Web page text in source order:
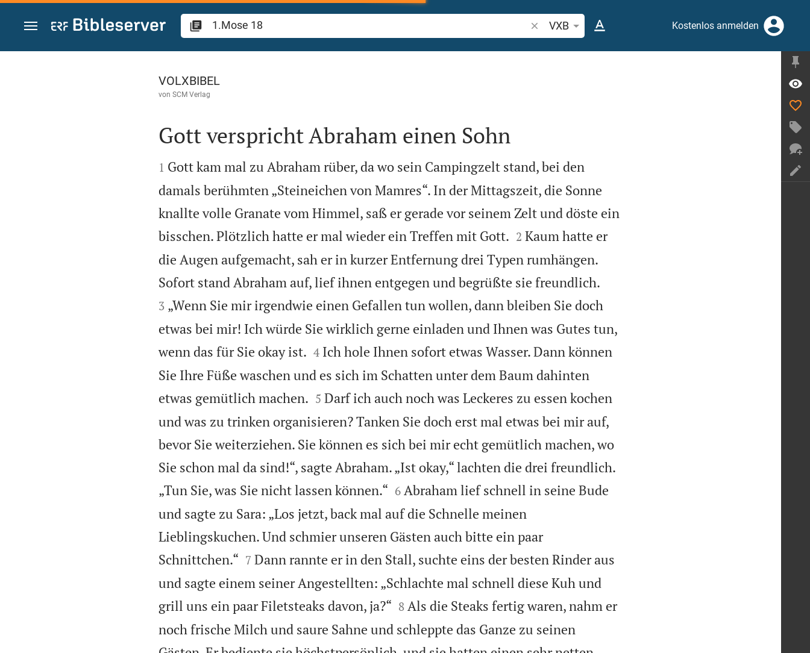
Zum Inhalt springen
Bibelstelle oder Begriff suchen
VXB Kostenlos anmelden
1.Mose 18
VOLXBIBEL
von SCM Verlag

Gott verspricht Abraham einen Sohn

1 Gott kam mal zu Abraham rüber, da wo sein Campingzelt stand, bei den
damals berühmten „Steineichen von Mamres“. In der Mittagszeit, die Sonne
knallte volle Granate vom Himmel, saß er gerade vor seinem Zelt und döste ein
bisschen. Plötzlich hatte er mal wieder ein Treffen mit Gott.
2 Kaum hatte er
die Augen aufgemacht, sah er in kurzer Entfernung drei Typen rumhängen.
Sofort stand Abraham auf, lief ihnen entgegen und begrüßte sie freundlich.
3 „Wenn Sie mir irgendwie einen Gefallen tun wollen, dann bleiben Sie doch
etwas bei mir! Ich würde Sie wirklich gerne einladen und Ihnen was Gutes tun,
wenn das für Sie okay ist.
4 Ich hole Ihnen sofort etwas Wasser. Dann können
Sie Ihre Füße waschen und es sich im Schatten unter dem Baum dahinten
etwas gemütlich machen.
5 Darf ich auch noch was Leckeres zu essen kochen
und was zu trinken organisieren? Tanken Sie doch erst mal etwas bei mir auf,
bevor Sie weiterziehen. Sie können es sich bei mir echt gemütlich machen, wo
Sie schon mal da sind!“, sagte Abraham. „Ist okay,“ lachten die drei freundlich.
„Tun Sie, was Sie nicht lassen können.“
6 Abraham lief schnell in seine Bude
und sagte zu Sara: „Los jetzt, back mal auf die Schnelle meinen
Lieblingskuchen. Und schmier unseren Gästen auch bitte ein paar
Schnittchen.“
7 Dann rannte er in den Stall, suchte eins der besten Rinder aus
und sagte einem seiner Angestellten: „Schlachte mal schnell diese Kuh und
grill uns ein paar Filetsteaks davon, ja?“
8 Als die Steaks fertig waren, nahm er
noch frische Milch und saure Sahne und schleppte das Ganze zu seinen